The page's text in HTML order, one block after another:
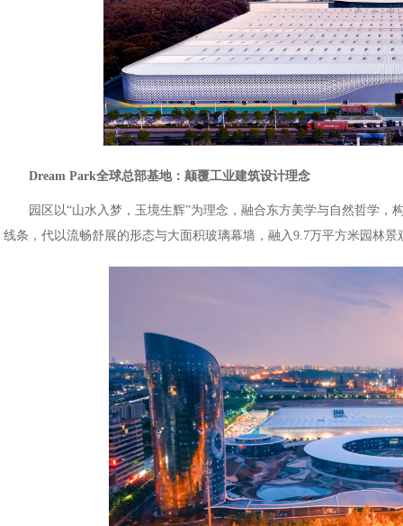
Dream Park全球总部基地：颠覆工业建筑设计理念
园区以“山水入梦，玉境生辉”为理念，融合东方美学与自然哲学
线条，代以流畅舒展的形态与大面积玻璃幕墙，融入9.7万平方米园林景